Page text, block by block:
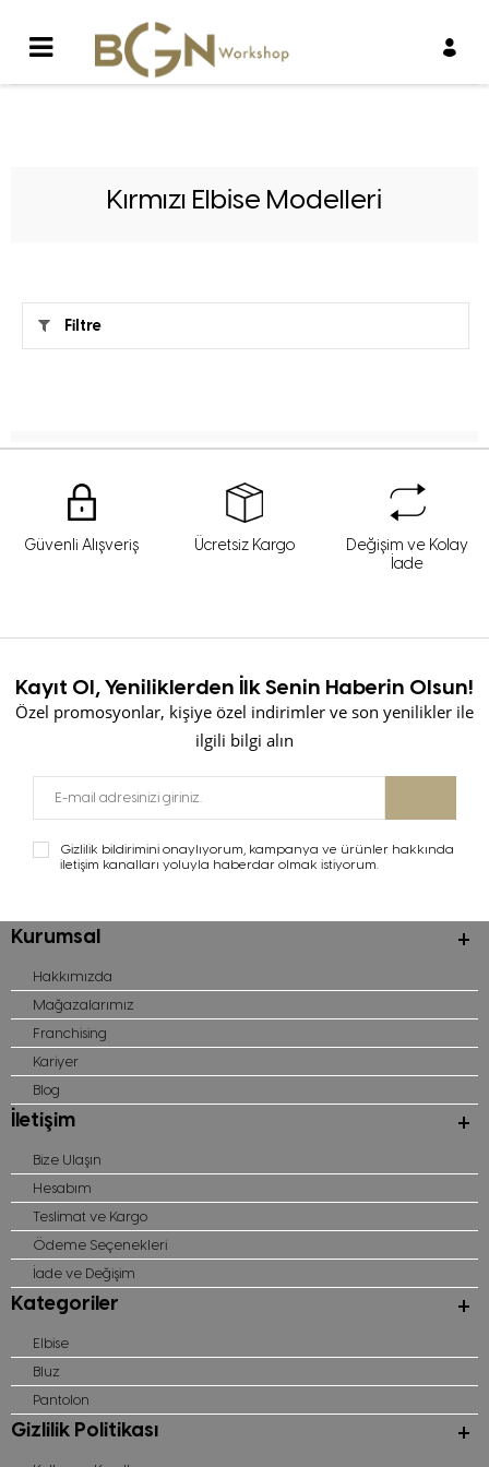
Kırmızı Elbise Modelleri
Filtre
Güvenli Alışveriş Ücretsiz Kargo
Değişim ve Kolay
İade
Kayıt Ol, Yeniliklerden İlk Senin Haberin Olsun!
Özel promosyonlar, kişiye özel indirimler ve son yenilikler ile
ilgili bilgi alın
Gizlilik bildirimini onaylıyorum, kampanya ve ürünler hakkında
iletişim kanalları yoluyla haberdar olmak istiyorum.
Kurumsal
Hakkımızda
Mağazalarımız
Franchising
Kariyer
Blog
İletişim
Bize Ulaşın
Hesabım
Teslimat ve Kargo
Ödeme Seçenekleri
İade ve Değişim
Kategoriler
Elbise
Bluz
Pantolon
Gizlilik Politikası